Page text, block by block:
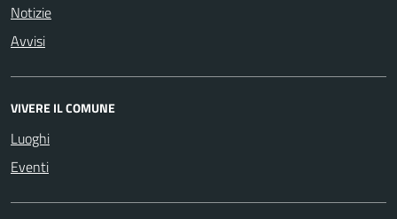
Notizie
Avvisi
VIVERE IL COMUNE
Luoghi
Eventi